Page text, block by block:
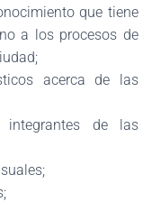
que tiene
a los procesos de
acerca de las
integrantes de las